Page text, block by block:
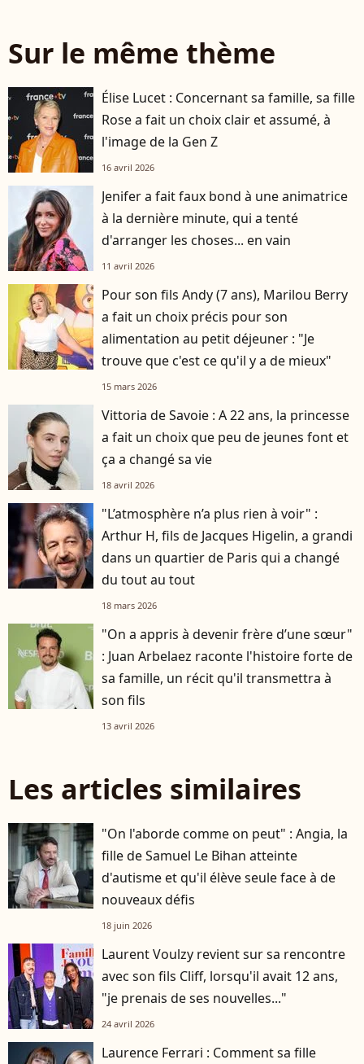
Sur le même thème
Élise Lucet : Concernant sa famille, sa fille
Rose a fait un choix clair et assumé, à
l'image de la Gen Z
16 avril 2026
Jenifer a fait faux bond à une animatrice
à la dernière minute, qui a tenté
d'arranger les choses... en vain
11 avril 2026
Pour son fils Andy (7 ans), Marilou Berry
a fait un choix précis pour son
alimentation au petit déjeuner : "Je
trouve que c'est ce qu'il y a de mieux"
15 mars 2026
Vittoria de Savoie : A 22 ans, la princesse
a fait un choix que peu de jeunes font et
ça a changé sa vie
18 avril 2026
"L’atmosphère n’a plus rien à voir" :
Arthur H, fils de Jacques Higelin, a grandi
dans un quartier de Paris qui a changé
du tout au tout
18 mars 2026
"On a appris à devenir frère d’une sœur"
: Juan Arbelaez raconte l'histoire forte de
sa famille, un récit qu'il transmettra à
son fils
13 avril 2026
Les articles similaires
"On l'aborde comme on peut" : Angia, la
fille de Samuel Le Bihan atteinte
d'autisme et qu'il élève seule face à de
nouveaux défis
18 juin 2026
Laurent Voulzy revient sur sa rencontre
avec son fils Cliff, lorsqu'il avait 12 ans,
"je prenais de ses nouvelles..."
24 avril 2026
Laurence Ferrari : Comment sa fille